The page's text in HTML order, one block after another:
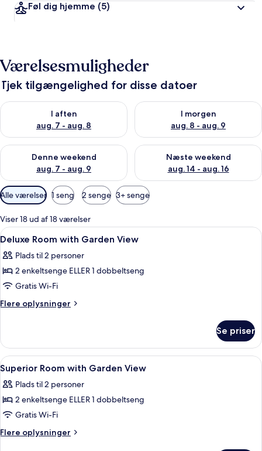
Føl dig hjemme (5)
Værelsesmuligheder
Tjek tilgængelighed for disse datoer
I aften
aug. 7 - aug. 8
Tjek tilgængelighed for i aften aug. 7 - aug. 8
I morgen
aug. 8 - aug. 9
Tjek tilgængelighed for i
Denne weekend
aug. 7 - aug. 9
Tjek tilgængelighed for denne weekend aug. 7 - aug. 9
Næste weekend
aug. 14 - aug. 16
Tjek tilgængelighed for næste
Tilgængelige
filtre
for
værelser
Alle værelser 1 seng 2 senge 3+ senge
Viser 18 ud af 18 værelser
Indlæs
alle
billeder
af
Deluxe
Room
View
7
Deluxe Room with Garden View
Plads til 2 personer
2 enkeltsenge ELLER 1 dobbeltseng
Gratis Wi-Fi
Flere oplysninger
Flere
Room
with
Garden
View
Se priser
Indlæs
alle
billeder
af
Superior
Room
6
Superior Room with Garden View
Plads til 2 personer
2 enkeltsenge ELLER 1 dobbeltseng
Gratis Wi-Fi
Flere oplysninger
Flere